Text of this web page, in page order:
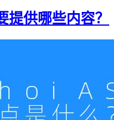
供哪些内容？